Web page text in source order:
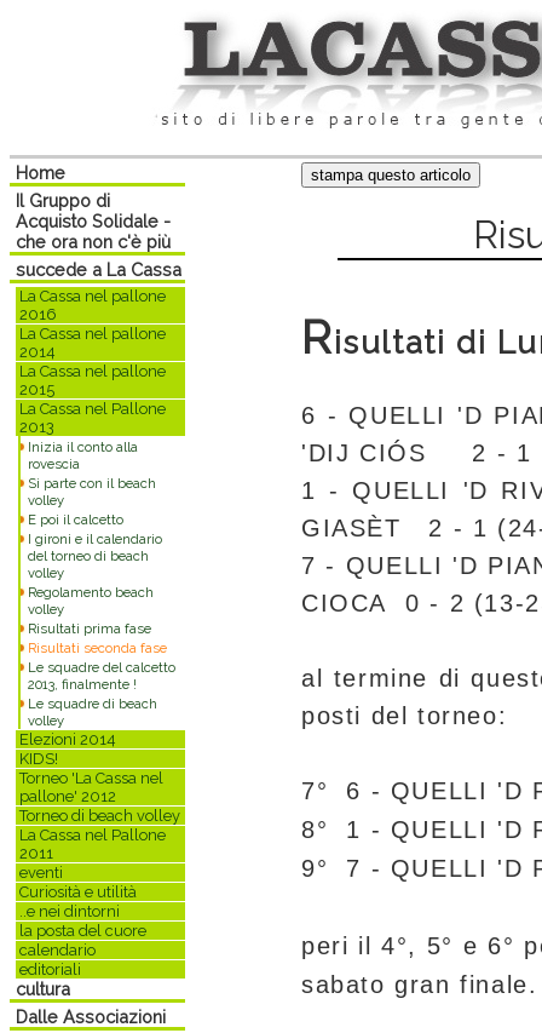
Home
Il Gruppo di
Acquisto Solidale -
che ora non c'è più
succede a La Cassa
La Cassa nel pallone
2016
La Cassa nel pallone
2014
La Cassa nel pallone
2015
La Cassa nel Pallone
2013
Inizia il conto alla
rovescia
Si parte con il beach
volley
E poi il calcetto
I gironi e il calendario
del torneo di beach
volley
Regolamento beach
volley
Risultati prima fase
Risultati seconda fase
Le squadre del calcetto
2013, finalmente !
Le squadre di beach
volley
Elezioni 2014
KIDS!
Torneo 'La Cassa nel
pallone' 2012
Torneo di beach volley
La Cassa nel Pallone
2011
eventi
Curiosità e utilità
..e nei dintorni
la posta del cuore
calendario
editoriali
cultura
Dalle Associazioni
Risultati di
6 - QUELLI 'D
'DIJ CIÓS 2 - 1
1 - QUELLI 'D
GIASÈT 2 - 1
7 - QUELLI 'D
CIOCA 0 - 2 (13-
al termine di
posti del torneo:
7° 6 - QUELLI 'D
8° 1 - QUELLI 'D
9° 7 - QUELLI 'D
peri il 4°, 5° e 6°
sabato gran